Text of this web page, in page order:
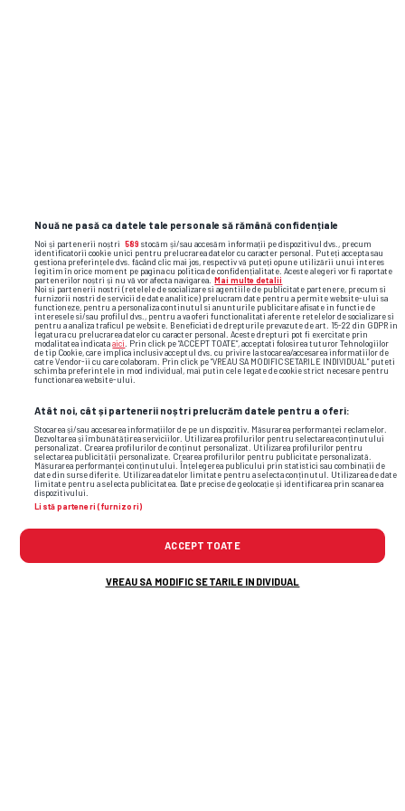
Foto1/26
Nouă ne pasă ca datele tale personale să rămână confidențiale
Noi și partenerii noștri 589 stocăm și/sau accesăm informații pe dispozitivul dvs., precum
identificatorii cookie unici pentru prelucrarea datelor cu caracter personal. Puteți accepta sau
gestiona preferințele dvs. făcând clic mai jos, respectiv vă puteți opune utilizării unui interes
legitim în orice moment pe pagina cu politica de confidențialitate. Aceste alegeri vor fi raportate
partenerilor noștri și nu vă vor afecta navigarea. Mai multe detalii
Noi si partenerii nostri (retelele de socializare si agentiile de publicitate partenere, precum si
furnizorii nostri de servicii de date analitice) prelucram date pentru a permite website-ului sa
functioneze, pentru a personaliza continutul si anunturile publicitare afisate in functie de
interesele si/sau profilul dvs., pentru a va oferi functionalitati aferente retelelor de socializare si
pentru a analiza traficul pe website. Beneficiati de drepturile prevazute de art. 15-22 din GDPR in
legatura cu prelucrarea datelor cu caracter personal. Aceste drepturi pot fi exercitate prin
modalitatea indicataaici
. Prin click pe “ACCEPT TOATE”, acceptati folosirea tuturor Tehnologiilor
de tip Cookie, care implica inclusiv acceptul dvs. cu privire la stocarea/accesarea informatiilor de
catre Vendor-ii cu care colaboram. Prin click pe “VREAU SA MODIFIC SETARILE INDIVIDUAL” puteti
schimba preferintele in mod individual, mai putin cele legate de cookie strict necesare pentru
functionarea website-ului.
Atât noi, cât și partenerii noștri prelucrăm datele pentru a oferi:
Stocarea și/sau accesarea informațiilor de pe un dispozitiv. Măsurarea performanței reclamelor.
Dezvoltarea și îmbunătățirea serviciilor. Utilizarea profilurilor pentru selectarea conținutului
personalizat. Crearea profilurilor de conținut personalizat. Utilizarea profilurilor pentru
selectarea publicității personalizate. Crearea profilurilor pentru publicitate personalizată.
Măsurarea performanței conținutului. Înțelegerea publicului prin statistici sau combinații de
date din surse diferite. Utilizarea datelor limitate pentru a selecta conținutul. Utilizarea de date
limitate pentru a selecta publicitatea. Date precise de geolocație și identificarea prin scanarea
dispozitivului.
Listă parteneri (furnizori)
ACCEPT TOATE
VREAU SA MODIFIC SETARILE INDIVIDUAL